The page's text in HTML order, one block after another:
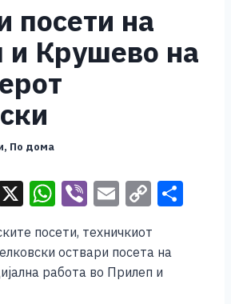
посети на
и Крушево на
, По дома
X W
at
s
Vi
er
E
ai
l
C
p
y
посети, техничкиот
оствари посета на
работа во Прилеп и